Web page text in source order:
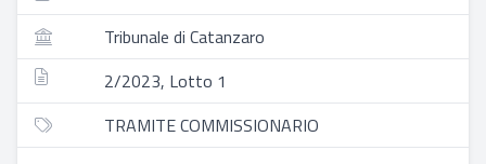
Tribunale di Catanzaro
2/2023, Lotto 1
TRAMITE COMMISSIONARIO